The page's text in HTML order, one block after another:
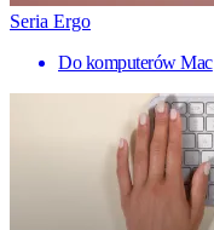
Seria Ergo
Do komputerów Mac